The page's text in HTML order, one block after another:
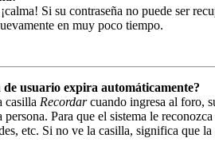
Si su contraseña no puede ser
en muy poco tiempo.
de usuario expira automáticamente?
casilla Recordarcuando ingresa al foro,
persona. Para que el sistema le
etc. Si no ve la casilla, significa que